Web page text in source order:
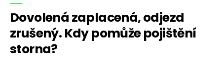
Dovolená zaplacená, odjezd
zrušený. Kdy pomůže pojištění
storna?